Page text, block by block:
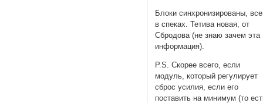
Блоки синхронизированы, все
в спеках. Тетива новая, от
Сбродова (не знаю зачем эта
информация).
P.S. Скорее всего, если
модуль, который регулирует
сброс усилия, если его
поставить на минимум (то